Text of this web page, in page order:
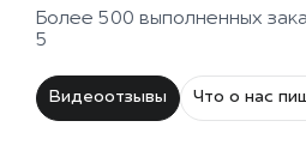
Более 500 выполненных
5
Видеоотзывы Что о нас